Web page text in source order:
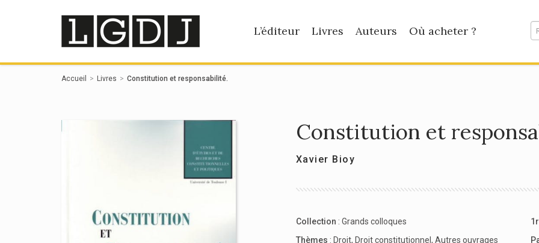
L’éditeur Livres Auteurs Où acheter ?
Accueil Livres Constitution et responsabilité.
Constitution et
Xavier Bioy
Collection : Grands colloques
Thèmes : Droit, Droit constitutionnel , Autres ouvrages